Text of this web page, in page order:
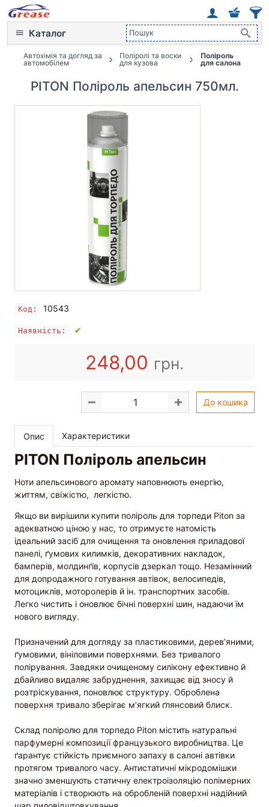
Каталог
Автохімія та догляд за
автомобілем
Поліролі та воски
для кузова
Поліроль
для салона
PITON Поліроль апельсин 750мл.
Код: 10543
Наявність: ✔
248,00 грн.
До кошика
Опис Характеристики
PITON Поліроль апельсин
Ноти апельсинового аромату наповнюють енергію,
життям, свіжістю, легкістю.
Якщо ви вирішили купити поліроль для торпеди Piton за
адекватною ціною у нас, то отримуєте натомість
ідеальний засіб для очищення та оновлення приладової
панелі, ґумових килимків, декоративних накладок,
бамперів, молдинґів, корпусів дзеркал тощо. Незамінний
для допродажного готування автівок, велосипедів,
мотоциклів, моторолерів й ін. транспортних засобів.
Легко чистить і оновлює бічні поверхні шин, надаючи їм
нового вигляду.
Призначений для догляду за пластиковими, дерев’яними,
ґумовими, вініловими поверхнями. Без тривалого
полірування. Завдяки очищеному силікону ефективно й
дбайливо видаляє забруднення, захищає від зносу й
розтріскування, поновлює структуру. Оброблена
поверхня тривало зберігає м’ягкий ґлянсовий блиск.
Склад поліролю для торпедо Piton містить натуральні
парфумерні композиції французького виробництва. Це
ґарантує стійкість приємного запаху в салоні автівки
протягом тривалого часу. Антистатичні мікродомішки
значно зменшують статичну електроізоляцію полімерних
матеріалів і створюють на обробленій поверхні надійний